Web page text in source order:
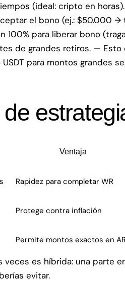
(ideal: cripto en
el bono (ej.: $50.000
100% para liberar bono
de grandes retiros. —
USDT para montos
Ventaja
Rapidez para completar WR
Protege contra inflación
Permite montos exactos en
es híbrida: una parte
evitar.